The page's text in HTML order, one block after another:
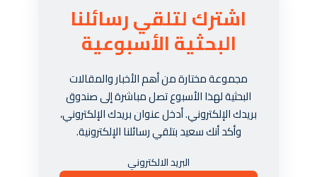
اشترك لتلقي رسائلنا
البحثية الأسبوعية
مجموعة مختارة من أهم الأخبار والمقالات
البحثية لهذا الأسبوع تصل مباشرة إلى صندوق
بريدك الإلكتروني. أدخل عنوان بريدك الإلكتروني،
وأكد أنك سعيد بتلقي رسائلنا الإلكترونية.
البريد الالكتروني